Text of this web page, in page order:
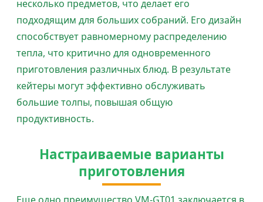
несколько предметов, что делает его
подходящим для больших собраний. Его дизайн
способствует равномерному распределению
тепла, что критично для одновременного
приготовления различных блюд. В результате
кейтеры могут эффективно обслуживать
большие толпы, повышая общую
продуктивность.
Настраиваемые варианты
приготовления
Еще одно преимущество VM-GT01 заключается в